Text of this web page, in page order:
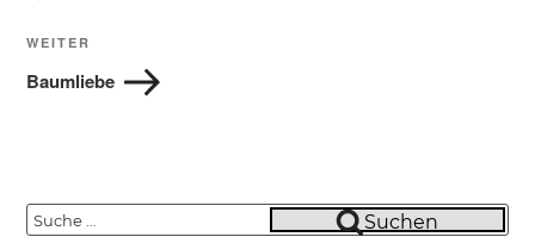
Nächster
Beitrag
WEITER
Baumliebe
Suche
Suchen